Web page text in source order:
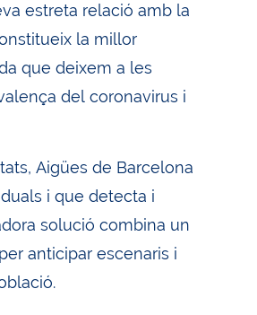
estreta relació amb la
la millor
que deixem a les
del coronavirus i
Aigües de Barcelona
i que detecta i
solució combina un
anticipar escenaris i